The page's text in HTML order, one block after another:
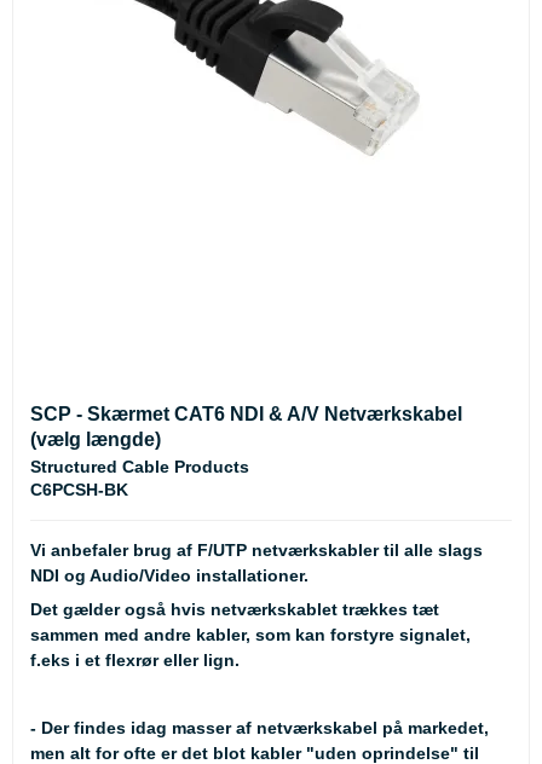
SCP - Skærmet CAT6 NDI & A/V Netværkskabel
(vælg længde)
Structured Cable Products
C6PCSH-BK
Vi anbefaler brug af F/UTP netværkskabler til alle slags
NDI og Audio/Video installationer.
Det gælder også hvis netværkskablet trækkes tæt
sammen med andre kabler, som kan forstyre signalet,
f.eks i et flexrør eller lign.
- Der findes idag masser af netværkskabel på markedet,
men alt for ofte er det blot kabler "uden oprindelse" til